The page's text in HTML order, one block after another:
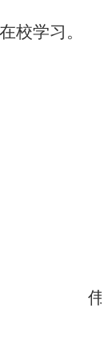
校学习。
伟